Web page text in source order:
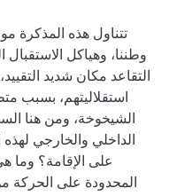
تتناول هذه المذكرة
وطننا، وهياكل
التقاعد مكان شديد
استقلاليتهم، بسبب
الشيخوخة، ومن هنا
الداخلي والخارجي
على الإقامة؟ وما
المحدودة على الحركة